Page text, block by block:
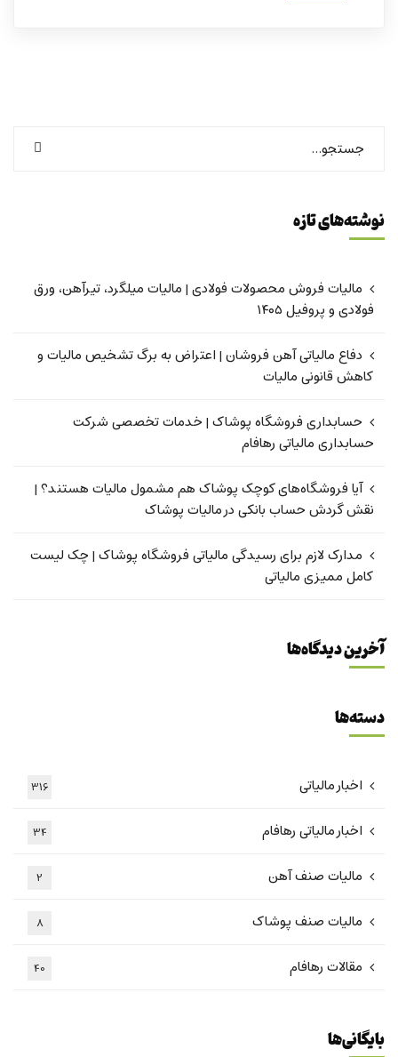
نوشته‌های تازه
مالیات فروش محصولات فولادی | مالیات میلگرد، تیرآهن، ورق
فولادی و پروفیل ۱۴۰۵
دفاع مالیاتی آهن فروشان | اعتراض به برگ تشخیص مالیات و
کاهش قانونی مالیات
حسابداری فروشگاه پوشاک | خدمات تخصصی شرکت
حسابداری مالیاتی رهافام
آیا فروشگاه‌های کوچک پوشاک هم مشمول مالیات هستند؟ |
نقش گردش حساب بانکی در مالیات پوشاک
مدارک لازم برای رسیدگی مالیاتی فروشگاه پوشاک | چک لیست
کامل ممیزی مالیاتی
آخرین دیدگاه‌ها
دسته‌ها
اخبار مالیاتی 316
اخبار مالیاتی رهافام 34
مالیات صنف آهن 2
مالیات صنف پوشاک 8
مقالات رهافام 40
بایگانی‌ها